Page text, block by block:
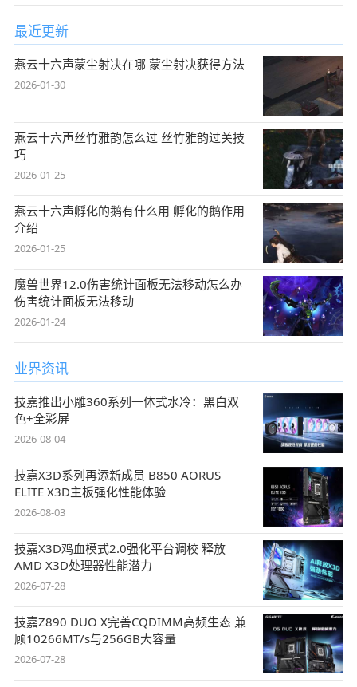
最近更新
燕云十六声蒙尘射决在哪 蒙尘射决获得方法
2026-01-30
燕云十六声丝竹雅韵怎么过 丝竹雅韵过关技
巧
2026-01-25
燕云十六声孵化的鹅有什么用 孵化的鹅作用
介绍
2026-01-25
魔兽世界12.0伤害统计面板无法移动怎么办
伤害统计面板无法移动
2026-01-24
业界资讯
技嘉推出小雕360系列一体式水冷：黑白双
色+全彩屏
2026-08-04
技嘉X3D系列再添新成员 B850 AORUS
ELITE X3D主板强化性能体验
2026-08-03
技嘉X3D鸡血模式2.0强化平台调校 释放
AMD X3D处理器性能潜力
2026-07-28
技嘉Z890 DUO X完善CQDIMM高频生态 兼
顾10266MT/s与256GB大容量
2026-07-28